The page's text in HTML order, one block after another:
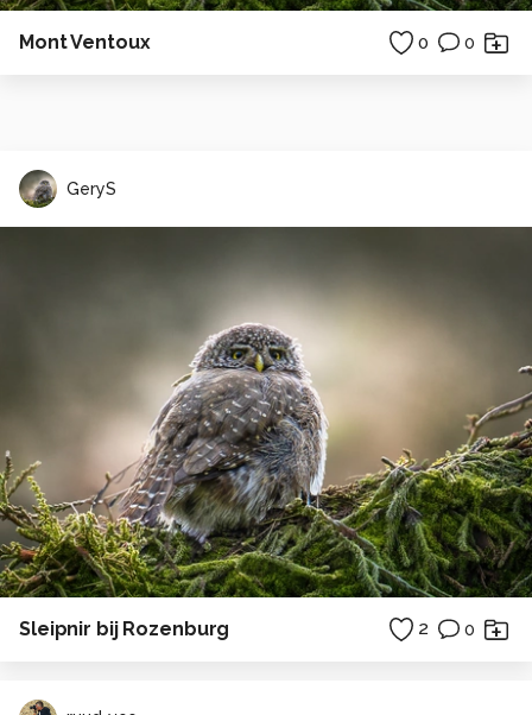
Mont Ventoux 0 0
GeryS
Sleipnir bij Rozenburg 2 0